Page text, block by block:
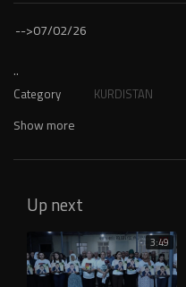
-->07/02/26
..
Category KURDISTAN
Show more
Up next
3:49